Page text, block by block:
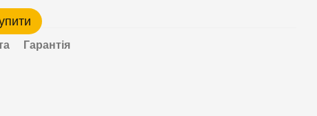
Гарантія